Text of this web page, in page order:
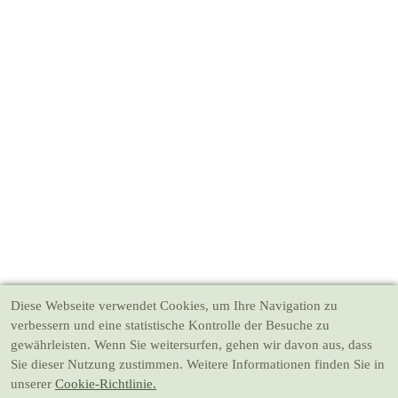
Diese Webseite verwendet Cookies, um Ihre Navigation zu
verbessern und eine statistische Kontrolle der Besuche zu
gewährleisten. Wenn Sie weitersurfen, gehen wir davon aus, dass
Sie dieser Nutzung zustimmen. Weitere Informationen finden Sie in
unserer Cookie-Richtlinie.